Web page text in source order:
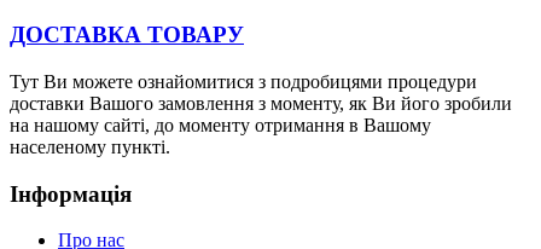
ДОСТАВКА ТОВАРУ
Тут Ви можете ознайомитися з подробицями процедури
доставки Вашого замовлення з моменту, як Ви його зробили
на нашому сайті, до моменту отримання в Вашому
населеному пункті.
Інформація
Про нас